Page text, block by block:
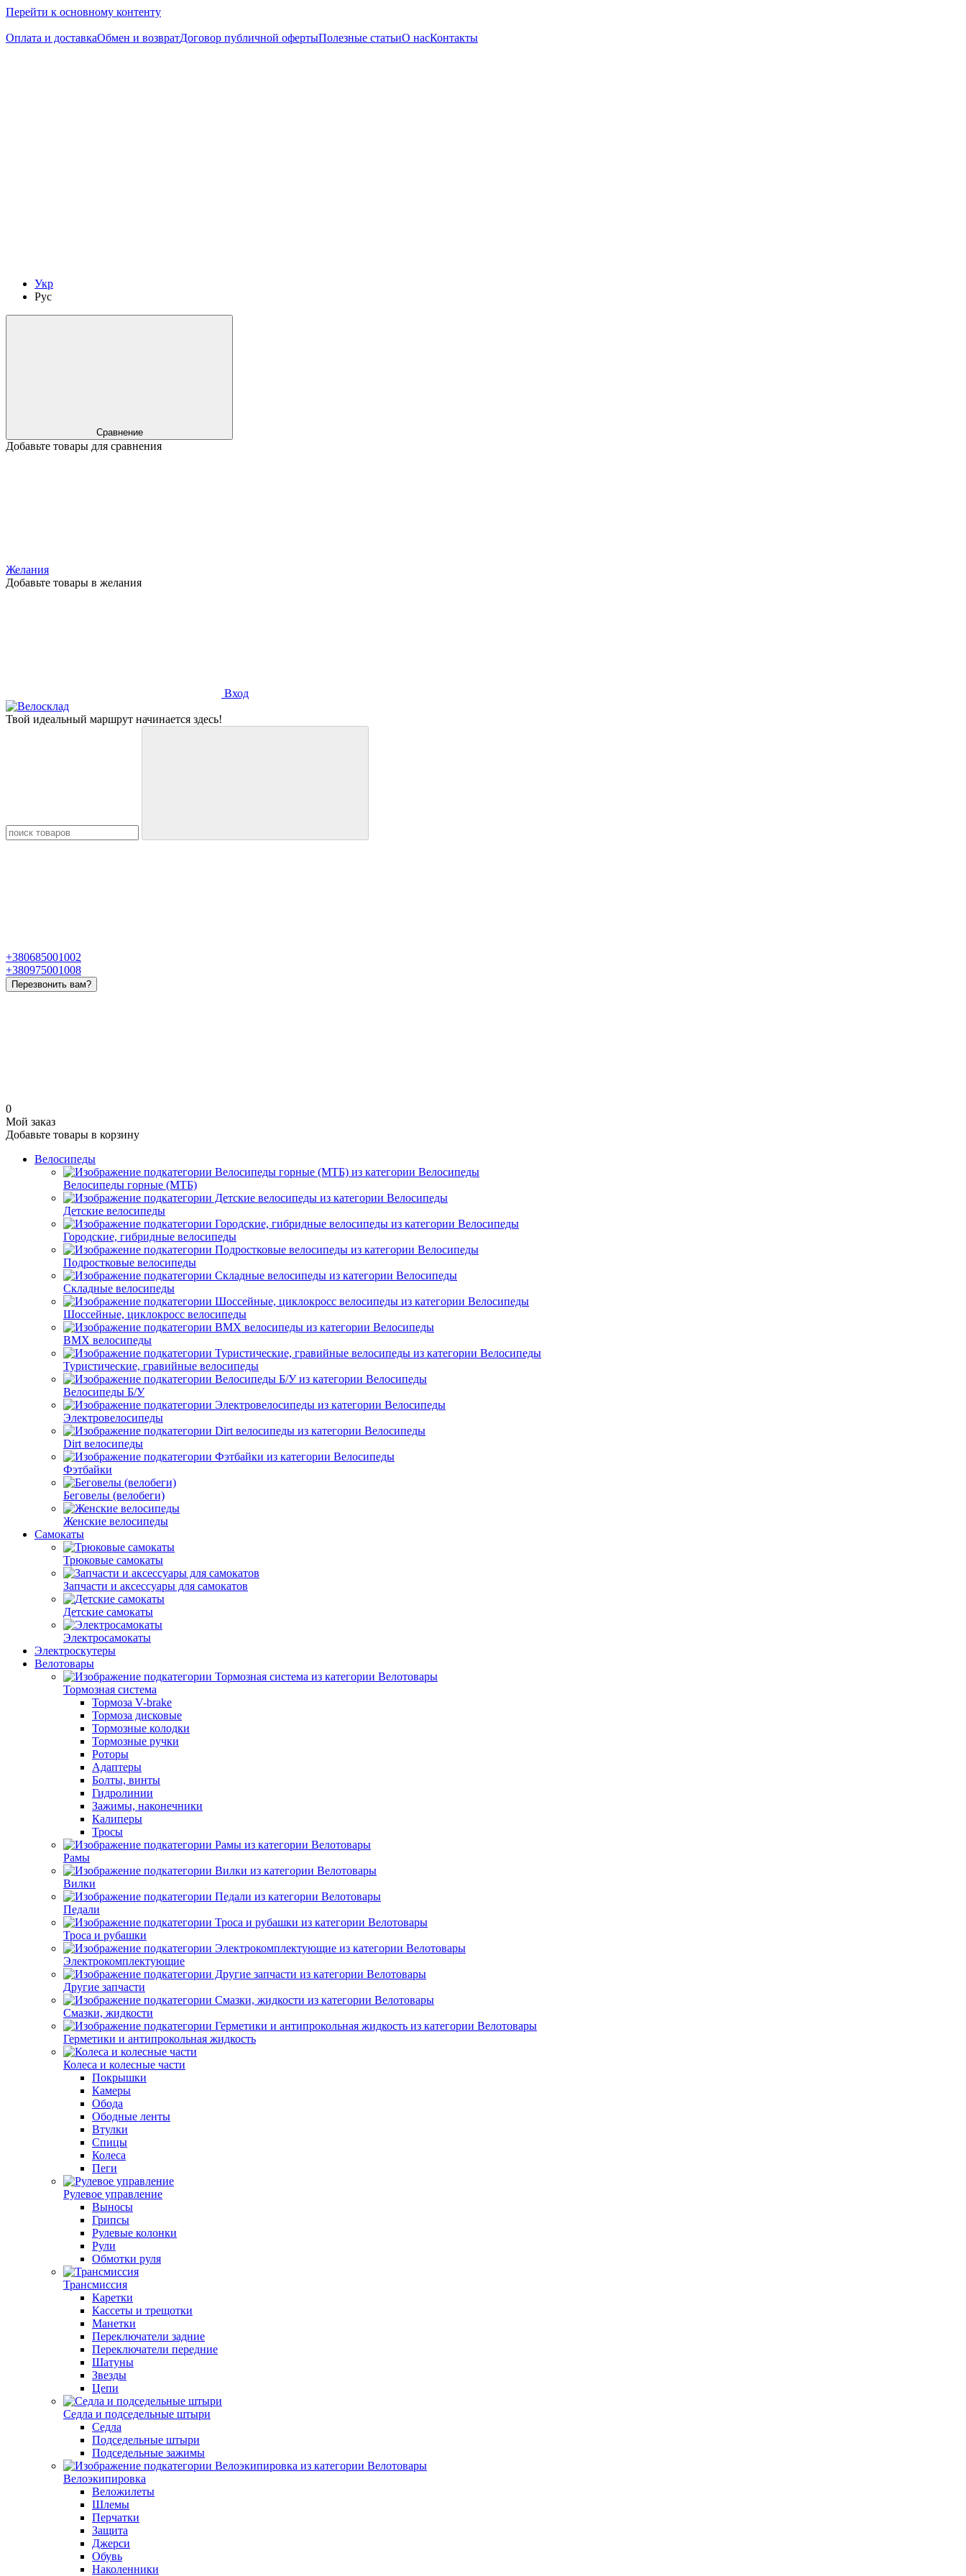
Перейти к основному контенту
Оплата и доставкаОбмен и возвратДоговор публичной офертыПолезные статьиО насКонтакты
Укр
Рус
Сравнение
Добавьте товары для сравнения
Желания
Добавьте товары в желания
Вход
Твой идеальный маршрут начинается здесь!
+380685001002
+380975001008
Перезвонить вам?
0
Мой заказ
Добавьте товары в корзину
Велосипеды
Велосипеды горные (МТБ)
Детские велосипеды
Городские, гибридные велосипеды
Подростковые велосипеды
Складные велосипеды
Шоссейные, циклокросс велосипеды
BMX велосипеды
Туристические, гравийные велосипеды
Велосипеды Б/У
Электровелосипеды
Dirt велосипеды
Фэтбайки
Беговелы (велобеги)
Женские велосипеды
Самокаты
Трюковые самокаты
Запчасти и аксессуары для самокатов
Детские самокаты
Электросамокаты
Электроскутеры
Велотовары
Тормозная система
Тормоза V-brake
Тормоза дисковые
Тормозные колодки
Тормозные ручки
Роторы
Адаптеры
Болты, винты
Гидролинии
Зажимы, наконечники
Калиперы
Тросы
Рамы
Вилки
Педали
Троса и рубашки
Электрокомплектующие
Другие запчасти
Смазки, жидкости
Герметики и антипрокольная жидкость
Колеса и колесные части
Покрышки
Камеры
Обода
Ободные ленты
Втулки
Спицы
Колеса
Пеги
Рулевое управление
Выносы
Грипсы
Рулевые колонки
Рули
Обмотки руля
Трансмиссия
Каретки
Кассеты и трещотки
Манетки
Переключатели задние
Переключатели передние
Шатуны
Звезды
Цепи
Седла и подседельные штыри
Седла
Подседельные штыри
Подседельные зажимы
Велоэкипировка
Веложилеты
Шлемы
Перчатки
Защита
Джерси
Обувь
Наколенники